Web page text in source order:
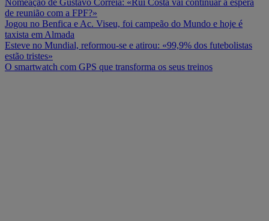
de reunião com a FPF?»
Jogou no Benfica e Ac. Viseu, foi campeão do Mundo e hoje é
taxista em Almada
Esteve no Mundial, reformou-se e atirou: «99,9% dos futebolistas
estão tristes»
O smartwatch com GPS que transforma os seus treinos